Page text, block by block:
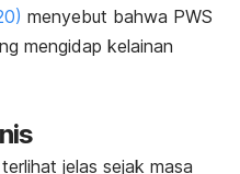
menyebut bahwa PWS
mengidap kelainan
jelas sejak masa